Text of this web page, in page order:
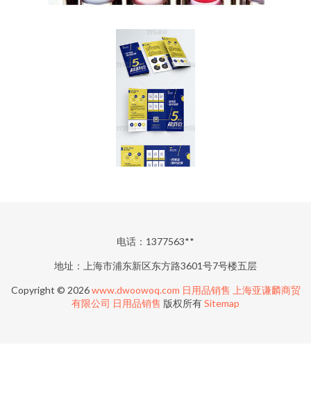
电话：1377563**
地址：上海市浦东新区东方路3601号7号楼五层
Copyright © 2026www.dwoowoq.com 日用品销售
上海亚谦麟商贸
有限公司 日用品销售 版权所有Sitemap